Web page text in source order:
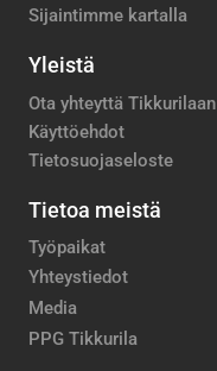
Sijaintimme kartalla
Yleistä
Ota yhteyttä Tikkurilaan
Käyttöehdot
Tietosuojaseloste
Tietoa meistä
Työpaikat
Yhteystiedot
Media
PPG Tikkurila